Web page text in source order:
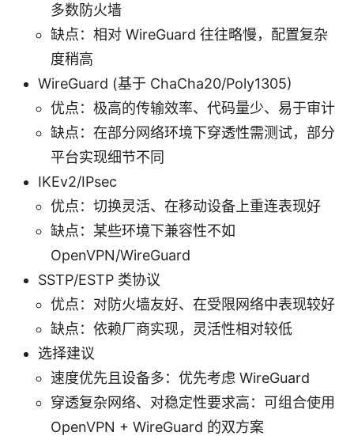
多数防火墙
缺点：相对 WireGuard 往往略慢，配置复杂
度稍高
WireGuard (基于 ChaCha20/Poly1305)
优点：极高的传输效率、代码量少、易于审计
缺点：在部分网络环境下穿透性需测试，部分
平台实现细节不同
IKEv2/IPsec
优点：切换灵活、在移动设备上重连表现好
缺点：某些环境下兼容性不如
OpenVPN/WireGuard
SSTP/ESTP 类协议
优点：对防火墙友好、在受限网络中表现较好
缺点：依赖厂商实现，灵活性相对较低
选择建议
速度优先且设备多：优先考虑 WireGuard
穿透复杂网络、对稳定性要求高：可组合使用
OpenVPN + WireGuard 的双方案